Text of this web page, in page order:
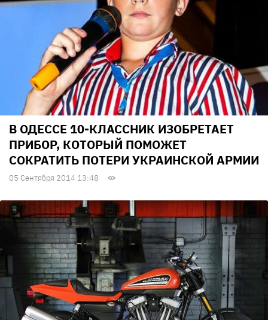
В ОДЕССЕ 10-КЛАССНИК ИЗОБРЕТАЕТ
ПРИБОР, КОТОРЫЙ ПОМОЖЕТ
СОКРАТИТЬ ПОТЕРИ УКРАИНСКОЙ АРМИИ
05 Сентября 2014 13:48